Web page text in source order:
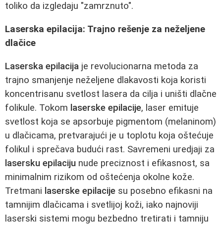
toliko da izgledaju "zamrznuto".
Laserska epilacija: Trajno rešenje za neželjene
dlačice
Laserska epilacija je revolucionarna metoda za
trajno smanjenje neželjene dlakavosti koja koristi
koncentrisanu svetlost lasera da cilja i uništi dlačne
folikule. Tokom laserske epilacije, laser emituje
svetlost koja se apsorbuje pigmentom (melaninom)
u dlačicama, pretvarajući je u toplotu koja oštećuje
folikul i sprečava budući rast. Savremeni uredjaji za
lasersku epilaciju nude preciznost i efikasnost, sa
minimalnim rizikom od oštećenja okolne kože.
Tretmani laserske epilacije su posebno efikasni na
tamnijim dlačicama i svetlijoj koži, iako najnoviji
laserski sistemi mogu bezbedno tretirati i tamniju